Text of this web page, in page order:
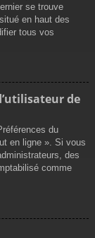
se trouve
en haut des
tous vos
de
du
en ligne ». Si vous
des
comme